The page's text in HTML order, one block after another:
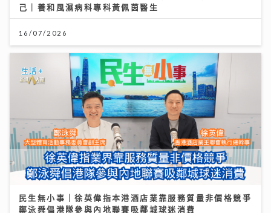
己｜養和風濕病科專科黃佩茵醫生
16/07/2026
民生無小事｜徐英偉指本港酒店業靠服務質量非價格競爭
鄭泳舜倡港隊參與內地聯賽吸鄰城球迷消費